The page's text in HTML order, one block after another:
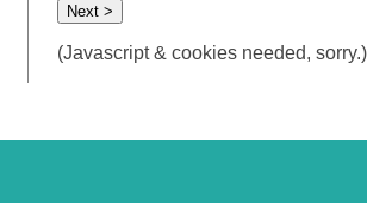
Next >
(Javascript & cookies needed, sorry.)